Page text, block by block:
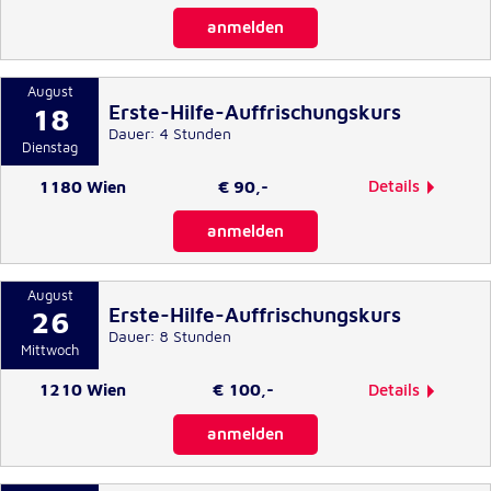
anmelden
Google Maps ist deaktiviert.
Zum Anzeigen bitte die Cookie-Einstellungen anpassen.
Google Maps erlauben
Thimiggasse 57
1180 Wien
August
18
Dienstag
Erste-Hilfe-Auffrischungskurs
Dauer: 4 Stunden
1180 Wien € 90,- Details
anmelden
Zum Anzeigen bitte die Cookie-Einstellungen anpassen.
Google Maps erlauben
August
26
Mittwoch
Erste-Hilfe-Auffrischungskurs
Dauer: 8 Stunden
1210 Wien € 100,- Details
anmelden
Zweck:
Cookie Laufzeit: